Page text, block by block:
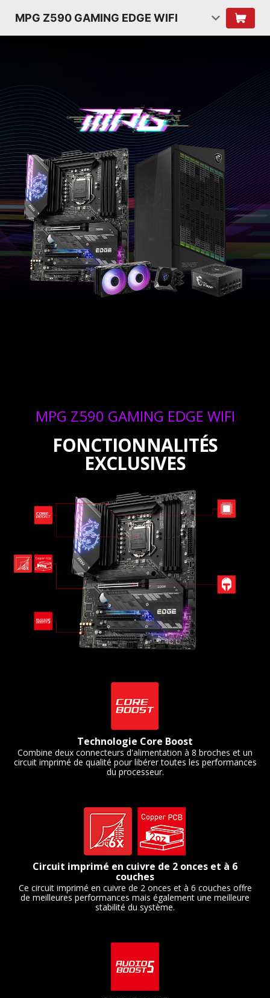
MPG Z590 GAMING EDGE WIFI
MPG Z590 GAMING EDGE WIFI
FONCTIONNALITÉS
EXCLUSIVES
Technologie Core Boost
Combine deux connecteurs d'alimentation à 8 broches et un
circuit imprimé de qualité pour libérer toutes les performances
du processeur.
Circuit imprimé en cuivre de 2 onces et à 6
couches
Ce circuit imprimé en cuivre de 2 onces et à 6 couches offre
de meilleures performances mais également une meilleure
stabilité du système.